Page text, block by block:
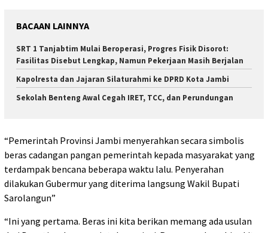
BACAAN LAINNYA
SRT 1 Tanjabtim Mulai Beroperasi, Progres Fisik Disorot:
Fasilitas Disebut Lengkap, Namun Pekerjaan Masih Berjalan
Kapolresta dan Jajaran Silaturahmi ke DPRD Kota Jambi
Sekolah Benteng Awal Cegah IRET, TCC, dan Perundungan
“Pemerintah Provinsi Jambi menyerahkan secara simbolis
beras cadangan pangan pemerintah kepada masyarakat yang
terdampak bencana beberapa waktu lalu. Penyerahan
dilakukan Gubermur yang diterima langsung Wakil Bupati
Sarolangun”
“Ini yang pertama. Beras ini kita berikan memang ada usulan